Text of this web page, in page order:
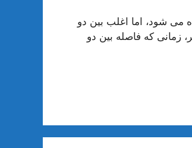
می شود، اما اغلب بین دو
زمانی که فاصله بین دو